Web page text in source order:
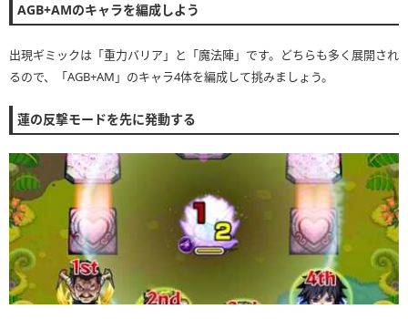
AGB+AMのキャラを編成しよう
出現ギミックは「重力バリア」と「魔法陣」です。どちらも多く展開され
るので、「AGB+AM」のキャラ4体を編成して挑みましょう。
蓮の反撃モードを先に発動する